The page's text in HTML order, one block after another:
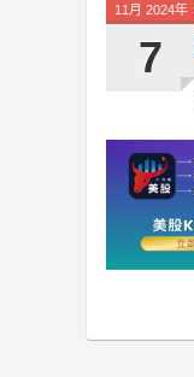
11月 2024年
7